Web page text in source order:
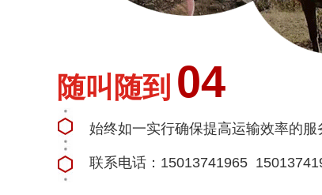
随叫随到 04
始终如一实行确保提高运输效率的服
联系电话：15013741965